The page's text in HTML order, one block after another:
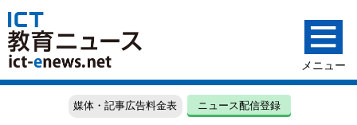
媒体・記事広告料金表 ニュース配信登録